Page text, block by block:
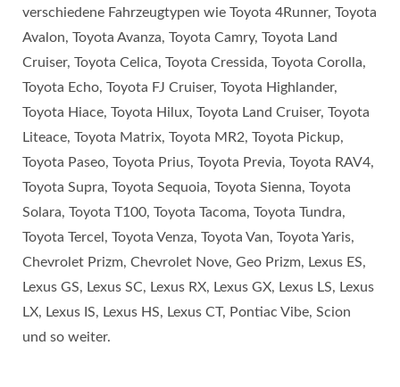
verschiedene Fahrzeugtypen wie Toyota 4Runner, Toyota
Avalon, Toyota Avanza, Toyota Camry, Toyota Land
Cruiser, Toyota Celica, Toyota Cressida, Toyota Corolla,
Toyota Echo, Toyota FJ Cruiser, Toyota Highlander,
Toyota Hiace, Toyota Hilux, Toyota Land Cruiser, Toyota
Liteace, Toyota Matrix, Toyota MR2, Toyota Pickup,
Toyota Paseo, Toyota Prius, Toyota Previa, Toyota RAV4,
Toyota Supra, Toyota Sequoia, Toyota Sienna, Toyota
Solara, Toyota T100, Toyota Tacoma, Toyota Tundra,
Toyota Tercel, Toyota Venza, Toyota Van, Toyota Yaris,
Chevrolet Prizm, Chevrolet Nove, Geo Prizm, Lexus ES,
Lexus GS, Lexus SC, Lexus RX, Lexus GX, Lexus LS, Lexus
LX, Lexus IS, Lexus HS, Lexus CT, Pontiac Vibe, Scion
und so weiter.